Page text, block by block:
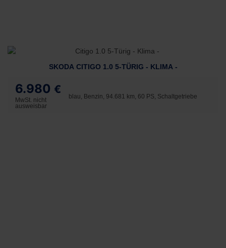
SKODA CITIGO 1.0 5-TÜRIG - KLIMA -
6.980 €
MwSt. nicht
ausweisbar
blau, Benzin, 94.681 km, 60 PS, Schaltgetriebe